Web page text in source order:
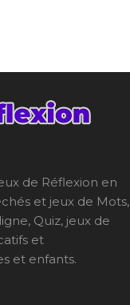
de Réflexion en
et jeux de Mots,
Quiz, jeux de
et
et enfants.